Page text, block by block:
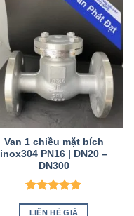
Van 1 chiều mặt bích
inox304 PN16 | DN20 –
DN300
Được xếp
hạng55
LIÊN HỆ GIÁ